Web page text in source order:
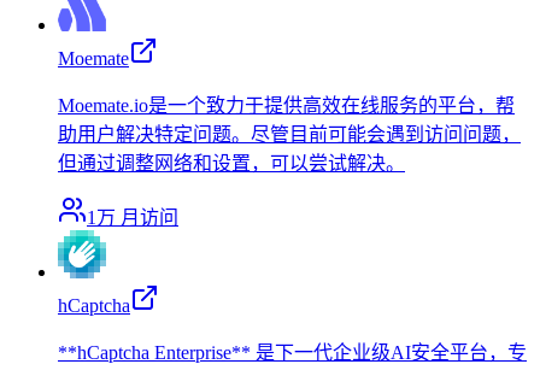
Moemate
Moemate.io是一个致力于提供高效在线服务的平台，帮
助用户解决特定问题。尽管目前可能会遇到访问问题，
但通过调整网络和设置，可以尝试解决。
1万 月访问
hCaptcha
**hCaptcha Enterprise** 是下一代企业级AI安全平台，专